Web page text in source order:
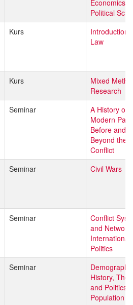
Economics &
Political
Kurs
Introduction
Law
Kurs
Mixed
Research
Seminar
A History of
Modern
Before and
Beyond the
Conflict
Seminar Civil Wars
Seminar
Conflict
and
International
Politics
Seminar
History,
and Politics
Population